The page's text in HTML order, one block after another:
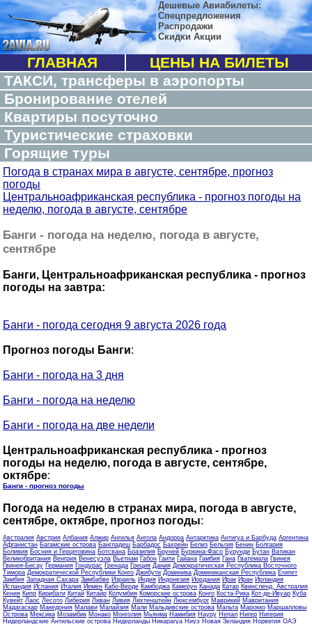
Дешевые Авиабилеты:
Спецпредложения
Распродажи
Скидки Акции
ГЛАВНАЯ
ЦЕНЫ НА БИЛЕТЫ
ТАКСИ, трансферы в аэропорты
Бронирование отелей
Квартиры посуточно
Туристические страховки
Горящие туры
Погода в странах мира в августе, сентябре, прогноз
погоды
Центральноафриканская республика - прогноз погоды на
неделю, погода в августе, сентябре
Банги - погода на неделю, погода в августе,
сентябре
Банги, Центральноафриканская республика - прогноз
погоды на завтра:
Банги - погода сегодня 9 августа 2026 года
Прогноз погоды Банги:
Банги - погода на 3 дня
Банги - погода на неделю
Банги - погода на две недели
Центральноафриканская республика - прогноз
погоды на неделю, погода в августе, сентябре,
октябре:
Банги - прогноз погоды
Погода на неделю в странах мира, погода в августе,
сентябре, октябре, прогноз погоды:
Австралия Австрия Албания Алжир Ангилья Ангола Андорра Антарктика Антигуа и Барбуда Аргентина
Афганистан Багамские острова Бангладеш Барбадос Бахрейн Белиз Бельгия Бенин Болгария
Боливия Босния и Герцеговина Ботсвана Бразилия Бруней Буркина-Фасо Бурунди Бутан Ватикан
Великобритания Венгрия Венесуэла Вьетнам Габон Гаити Гайана Гамбия Гана Гватемала Гвинея
Гвинея-Бисау Германия Гондурас Гренада Греция Дания Демократическая Республика Восточного
Тимора Демократической Республики Конго Джибути Доминика Доминиканская Республика Египет
Замбия Западная Сахара Зимбабве Израиль Индия Индонезия Иордания Ирак Иран Ирландия
Исландия Испания Италия Йемен Кабо-Верде Камбоджа Камерун Канада Катар Квинсленд, Австралия
Кения Кипр Кирибати Китай Китайр Колумбия Коморские острова Конго Коста-Рика Кот-де-Ивуар Куба
Кувейт Лаос Лесото Либерия Ливан Ливия Лихтенштейн Люксембург Маврикий Мавритания
Мадагаскар Македония Малави Малайзия Мали Мальдивские острова Мальта Марокко Маршалловы
Острова Мексика Мозамбик Монако Монголия Мьянма Намибия Науру Непал Нигер Нигерия
Нидерландские Антильские острова Нидерланды Никарагуа Ниуэ Новая Зеландия Норвегия ОАЭ